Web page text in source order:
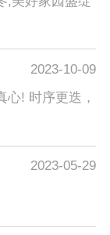
2023-10-09
2023-05-29